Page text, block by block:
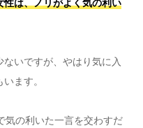
は、ノリがよく気の利い
いですが、やはり気に入
ます。
気の利いた一言を交わすだ